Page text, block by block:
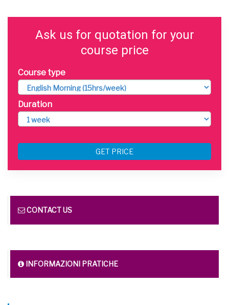
Ask us for quotation for your
course price
Course type
Duration
GET PRICE
CONTACT US
INFORMAZIONI PRATICHE